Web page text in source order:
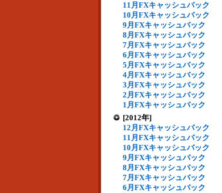
11月FXキャッシュバック
10月FXキャッシュバック
9月FXキャッシュバック
8月FXキャッシュバック
7月FXキャッシュバック
6月FXキャッシュバック
5月FXキャッシュバック
4月FXキャッシュバック
3月FXキャッシュバック
2月FXキャッシュバック
1月FXキャッシュバック
[2012年]
12月FXキャッシュバック
11月FXキャッシュバック
10月FXキャッシュバック
9月FXキャッシュバック
8月FXキャッシュバック
7月FXキャッシュバック
6月FXキャッシュバック